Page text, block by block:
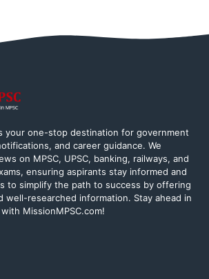
your one-stop destination for government
and career guidance. We
on MPSC, UPSC, banking, railways, and
ensuring aspirants stay informed and
to simplify the path to success by offering
well-researched information. Stay ahead in
MissionMPSC.com!